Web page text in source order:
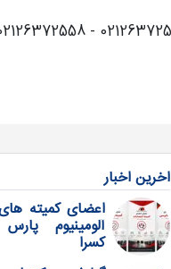
اخرین اخبار
اعضای کمیته
آلومینیوم
کسرا